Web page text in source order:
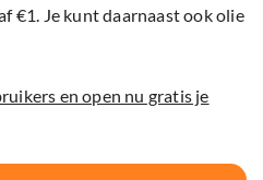
€1. Je kunt daarnaast ook olie
en open nu gratis je